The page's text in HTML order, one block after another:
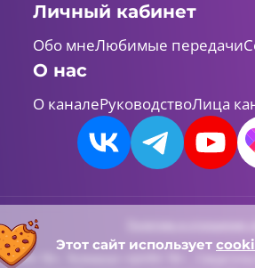
Личный кабинет
Обо мнеЛюбимые передачи
О нас
О каналеРуководствоЛица
ТВ». Телеканал «ШАЯН ТВ» ,
Этот сайт использует